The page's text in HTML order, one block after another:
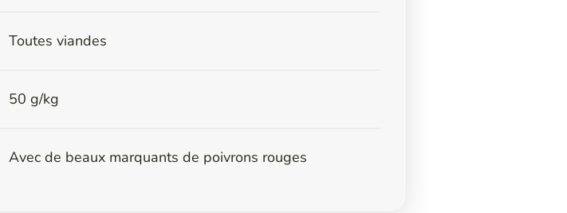
Toutes viandes
50 g/kg
Avec de beaux marquants de poivrons rouges